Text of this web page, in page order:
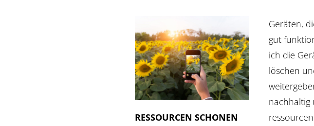
RESSOURCEN SCHONEN
Geräten,
gut
ich die
löschen
nachhaltig